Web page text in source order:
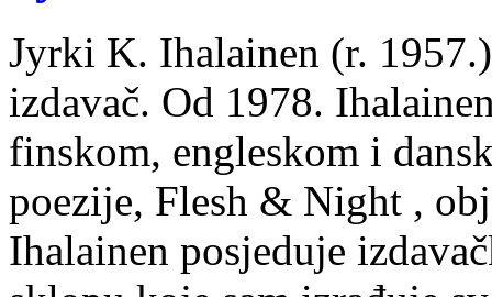
Jyrki K. Ihalainen (r.
izdavač. Od 1978.
finskom, engleskom i
poezije, Flesh & Night ,
Ihalainen posjeduje